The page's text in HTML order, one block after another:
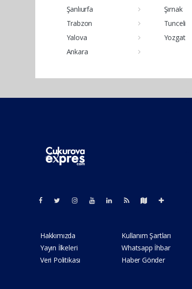
Şanlıurfa
Şırnak
Trabzon
Tunceli
Yalova
Yozgat
Ankara
Hakkımızda
Yayın İlkeleri
Veri Politikası
Kullanım Şartları
Whatsapp İhbar
Haber Gönder